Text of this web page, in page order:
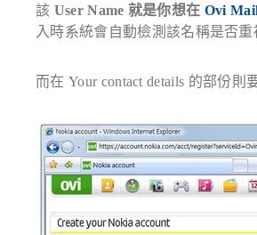
該 User Name 就是你想在 Ovi
入時系統會自動檢測該名稱是否重
而在 Your contact details 的部份則